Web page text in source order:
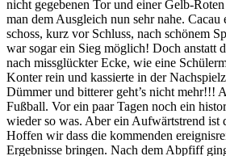
nicht gegebenen Tor und einer Gelb-
man dem Ausgleich nun sehr nahe. Cacau
schoss, kurz vor Schluss, nach schönem
war sogar ein Sieg möglich! Doch anstatt
nach missglückter Ecke, wie eine
Konter rein und kassierte in der
Dümmer und bitterer geht’s nicht mehr!!!
Fußball. Vor ein paar Tagen noch ein
wieder so was. Aber ein Aufwärtstrend ist
Hoffen wir dass die kommenden
Ergebnisse bringen. Nach dem Abpfiff